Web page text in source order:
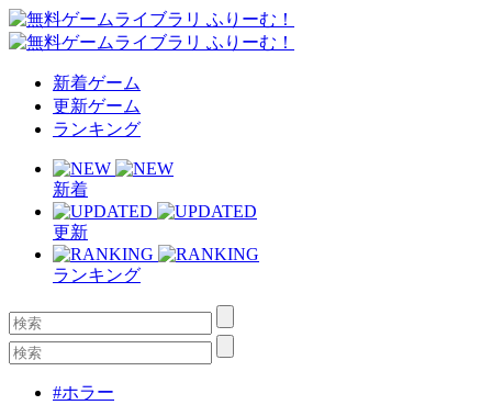
新着ゲーム
更新ゲーム
ランキング
新着
更新
ランキング
#ホラー